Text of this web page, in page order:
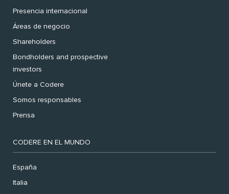
Presencia internacional
Áreas de negocio
Shareholders
Bondholders and prospective
investors
Únete a Codere
Somos responsables
Prensa
CODERE EN EL MUNDO
España
Italia